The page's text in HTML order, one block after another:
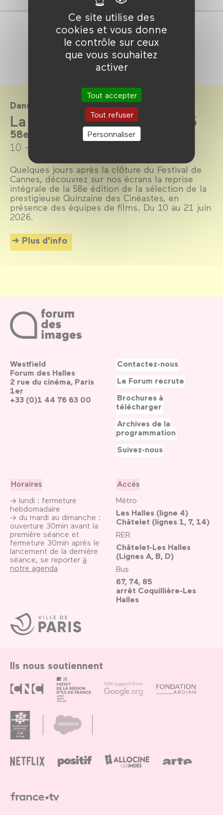
Ce site utilise des
cookies et vous donne
le contrôle sur ceux
que vous souhaitez
activer
Tout accepter
Tout refuser
Personnaliser
Dans le cadre de
La Quinzaine en salle 2026
58e édition, au Forum des images.
10 → 21 juin 2026
Quelques jours après la clôture du Festival de
Cannes, découvrez sur nos écrans la reprise
intégrale de la 58e édition de la sélection de la
prestigieuse Quinzaine des Cinéastes, en
présence des équipes de films. Du 10 au 21 juin
2026.
Plus d'info
Ville
de
Paris
Westfield
Forum des Halles
2 rue du cinéma, Paris
1er
+33 (0)1 44 76 63 00
Horaires
→ lundi : fermeture
hebdomadaire
→ du mardi au dimanche :
ouverture 30min avant la
première séance et
fermeture 30min après le
lancement de la dernière
séance, se reporter à
notre agenda
Accès
Métro
Les Halles (ligne 4)
Châtelet (lignes 1, 7, 14)
RER
Châtelet-Les Halles
(Lignes A, B, D)
Bus
67, 74, 85
arrêt Coquillière-Les
Halles
Contactez-nous
Le Forum recrute
Brochures à
télécharger
Archives de la
programmation
Suivez-nous
Ils nous soutiennent